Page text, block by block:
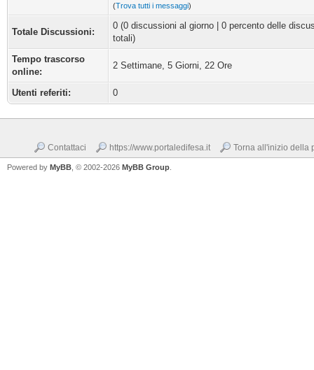
(Trova tutti i messaggi)
Totale Discussioni:
0 (0 discussioni al giorno | 0 percento delle
totali)
Tempo trascorso
online:
2 Settimane, 5 Giorni, 22 Ore
Utenti referiti: 0
Contattaci https://www.portaledifesa.it Torna all'inizio della
Powered by MyBB , © 2002-2026 MyBB Group